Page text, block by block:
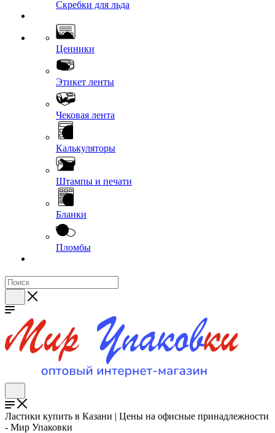
Скребки для льда
Ценники
Этикет ленты
Чековая лента
Калькуляторы
Штампы и печати
Бланки
Пломбы
Ластики купить в Казани | Цены на офисные принадлежности
- Мир Упаковки